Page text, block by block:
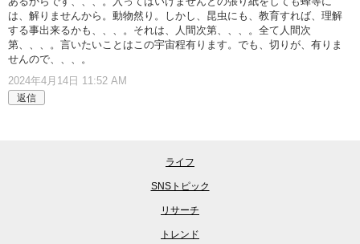
は、解りませんから。動物然り。しかし、昆虫にも、教育すれば、理解
する事出来るかも、、、。それは、人間次第、、、。全て人間次
第、、、。言いたいことはこの宇宙程有ります。でも、切りが、有りま
せんので、、、。
2024年4月14日 11:52 AM
返信
ライフ
SNSトピック
リサーチ
トレンド